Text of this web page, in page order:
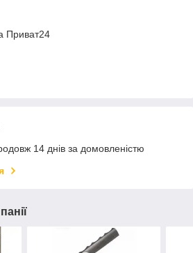
Приват24
14 днів за домовленістю